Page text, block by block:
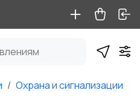
Охрана и сигнализации